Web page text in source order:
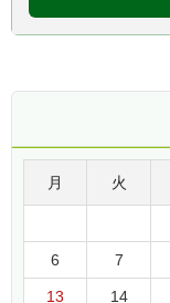
月 火
6 7
13 14